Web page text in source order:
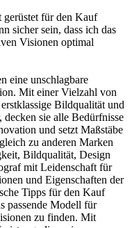
für den Kauf
sicher sein, dass ich das
Visionen optimal
eine unschlagbare
Mit einer Vielzahl von
Bildqualität und
sie alle Bedürfnisse
und setzt Maßstäbe
zu anderen Marken
Bildqualität, Design
mit Leidenschaft für
und Eigenschaften der
Tipps für den Kauf
passende Modell für
zu finden. Mit